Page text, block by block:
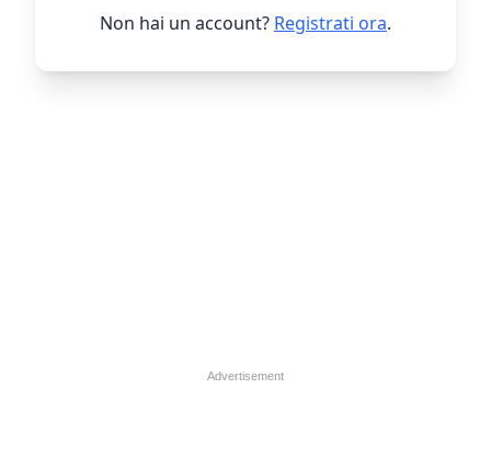
Non hai un account? Registrati ora.